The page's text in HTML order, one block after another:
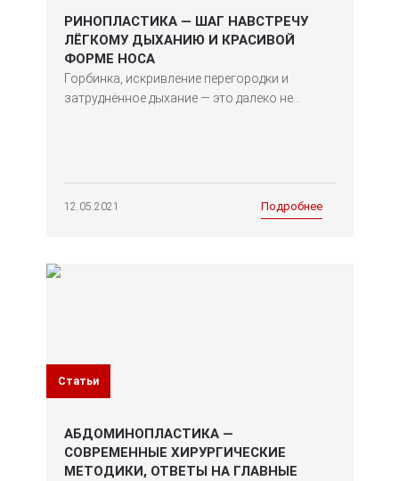
РИНОПЛАСТИКА — ШАГ НАВСТРЕЧУ
ЛЁГКОМУ ДЫХАНИЮ И КРАСИВОЙ
ФОРМЕ НОСА
Горбинка, искривление перегородки и
затруднённое дыхание — это далеко не...
12.05.2021 Подробнее
Статьи
АБДОМИНОПЛАСТИКА —
СОВРЕМЕННЫЕ ХИРУРГИЧЕСКИЕ
МЕТОДИКИ, ОТВЕТЫ НА ГЛАВНЫЕ